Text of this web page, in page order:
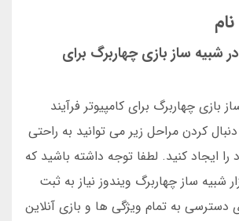
شبیه ساز بازی چهاربرگ برای
بازی چهاربرگ برای کامپیوتر فرآیند
کردن مراحل زیر می توانید به راحتی
ایجاد کنید. لطفا توجه داشته باشید که
شبیه ساز چهاربرگ ویندوز نیاز به ثبت
دسترسی به تمام ویژگی ها و بازی آنلاین